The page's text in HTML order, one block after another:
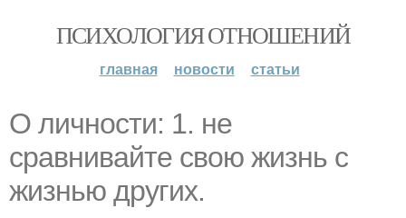
ПСИХОЛОГИЯ ОТНОШЕНИЙ
главная новости статьи
О личности: 1. не
сравнивайте свою жизнь с
жизнью других.